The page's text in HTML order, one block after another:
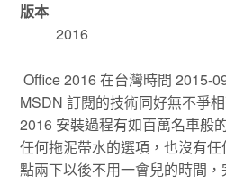
版本
2016
Office 2016 在台灣時間 2015-
MSDN 訂閱的技術同好無不爭
2016 安裝過程有如百萬名車般
任何拖泥帶水的選項，也沒有
點兩下以後不用一會兒的時間